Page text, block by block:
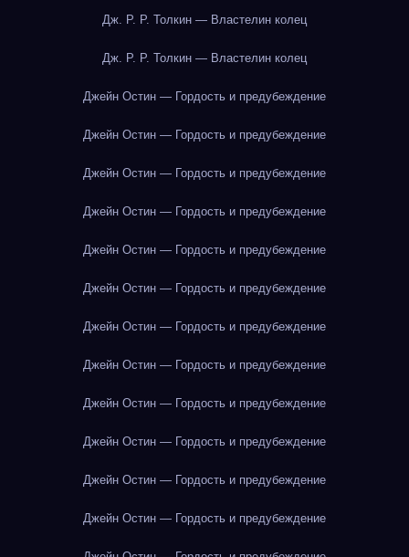
Дж. Р. Р. Толкин — Властелин колец
Дж. Р. Р. Толкин — Властелин колец
Джейн Остин — Гордость и предубеждение
Джейн Остин — Гордость и предубеждение
Джейн Остин — Гордость и предубеждение
Джейн Остин — Гордость и предубеждение
Джейн Остин — Гордость и предубеждение
Джейн Остин — Гордость и предубеждение
Джейн Остин — Гордость и предубеждение
Джейн Остин — Гордость и предубеждение
Джейн Остин — Гордость и предубеждение
Джейн Остин — Гордость и предубеждение
Джейн Остин — Гордость и предубеждение
Джейн Остин — Гордость и предубеждение